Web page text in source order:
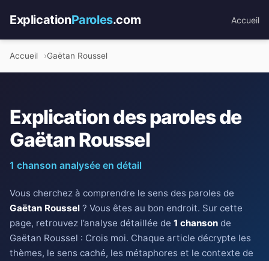
ExplicationParoles.com Accueil
Accueil Gaëtan Roussel
Explication des paroles de
Gaëtan Roussel
1 chanson analysée en détail
Vous cherchez à comprendre le sens des paroles de
Gaëtan Roussel ? Vous êtes au bon endroit. Sur cette
page, retrouvez l’analyse détaillée de 1 chanson de
Gaëtan Roussel : Crois moi. Chaque article décrypte les
thèmes, le sens caché, les métaphores et le contexte de